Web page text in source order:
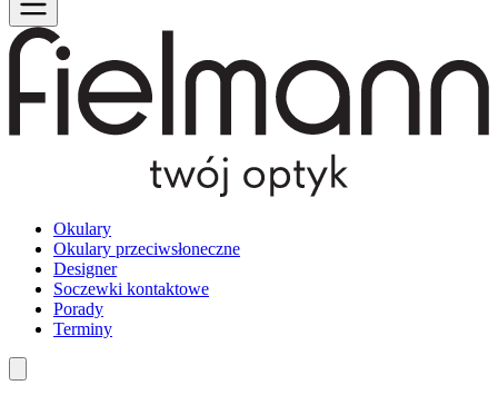
Okulary
Okulary przeciwsłoneczne
Designer
Soczewki kontaktowe
Porady
Terminy